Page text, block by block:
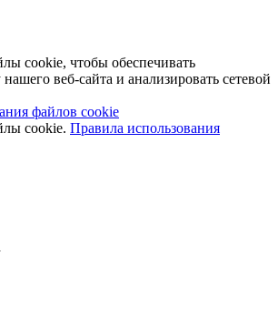
cookie, чтобы обеспечивать
веб-сайта и анализировать сетевой
файлов cookie
cookie. Правила использования